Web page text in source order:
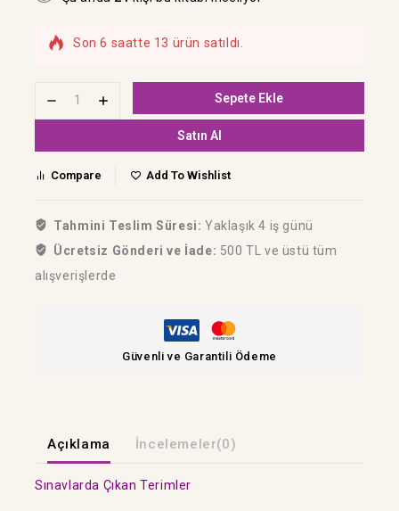
Son 6 saatte 13 ürün satıldı.
Sepete Ekle
Satın Al
Compare Add To Wishlist
Tahmini Teslim Süresi: Yaklaşık 4 iş günü
Ücretsiz Gönderi ve İade: 500 TL ve üstü tüm
alışverişlerde
Güvenli ve Garantili Ödeme
Açıklama İncelemeler(0)
Sınavlarda Çıkan Terimler